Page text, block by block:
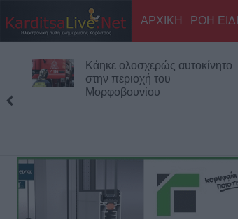
ΑΡΧΙΚΗ ΡΟΗ
Εκδήλωση μνήμης για
Χιροσίμα - Ναγκασάκι και
αντιιμπεριαλιστική